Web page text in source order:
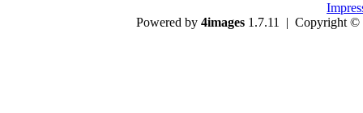
Powered by 4images1.7.11 | Copyright ©